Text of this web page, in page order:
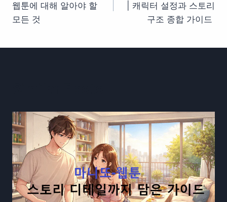
색
웹툰에 대해 알아야 할
모든 것
| 캐릭터 설정과 스토리
구조 종합 가이드